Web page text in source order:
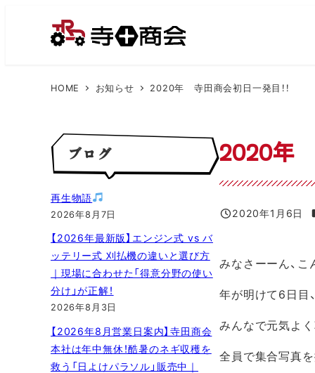
HOME お知らせ 2020年 寺田商会初日一発目！！
2020年
投稿日
2020年1月6日
みなさーーん、こ
年が明けて6日目
みんなで元気よ
全員で集合写真
ブログ
再生物語
2026年8月7日
【2026年最新版】エンジン式 vs バ
ッテリー式 刈払機の違いと選び方
｜現場に合わせた「得意分野の使い
分け」が正解！
2026年8月3日
【2026年8月営業日案内】寺田商会
本社は年中無休！酷暑のネギ収穫を
救う「日よけパラソル」販売中｜